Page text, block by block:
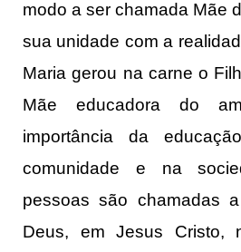
modo a ser chamada Mãe
sua unidade com a
Maria gerou na carne o
Mãe educadora do
importância da
comunidade e na
pessoas são chamadas
Deus, em Jesus Cristo,